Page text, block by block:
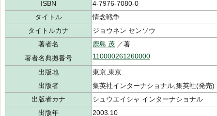
ISBN
4-7976-7080-0
タイトル
情念戦争
タイトルカナ
ジョウネン センソウ
著者名
鹿島 茂 ／著
著者名典拠番号
110000261260000
出版地
東京,東京
出版者
集英社インターナショナル,集英社(発売)
出版者カナ
シュウエイシャ インターナショナル
出版年
2003.10